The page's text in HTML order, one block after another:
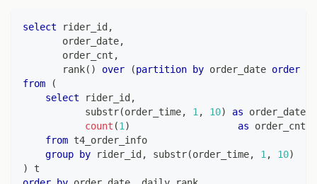
select rider_id ,
       order_date
,
       order_cnt
,
       rank
( ) over (partition by order_date order
from
(
select rider_id ,
           substr
(order_time, 1, 10) as order_date
count (1) as order_cnt
from t4_order_info
group
by rider_id , substr(order_time, 1, 10)
)
t